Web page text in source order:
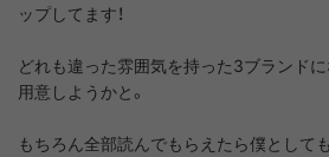
ップしてます！
どれも違った雰囲気を持った3ブランド
用意しようかと。
もちろん全部読んでもらえたら僕としても